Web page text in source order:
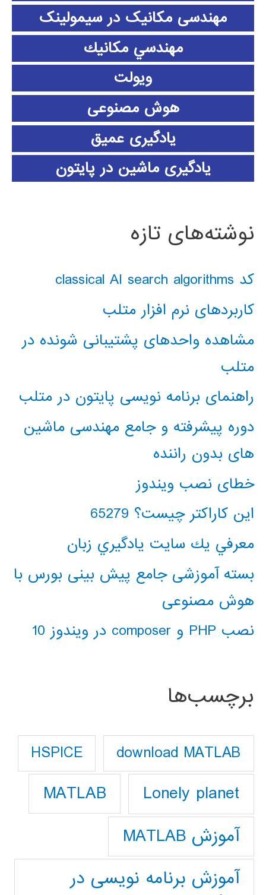
مهندسی مکانیک در سیمولینک
مهندسي مكانيك
ویولت
هوش مصنوعی
یادگیری عمیق
یادگیری ماشین در پایتون
نوشته‌های تازه
کد classical AI search algorithms
کاربردهای نرم افزار متلب
مشاهده واحدهای پشتیبانی شونده در
متلب
راهنمای برنامه نویسی پایتون در متلب
دوره پیشرفته و جامع مهندسی ماشین
های بدون راننده
خطای نصب ویندوز
این کاراکتر چیست؟ 65279
معرفي يك سايت يادگيري زبان
بسته آموزشی جامع پیش بینی بورس با
هوش مصنوعی
نصب PHP و composer در ویندوز 10
برچسب‌ها
download MATLAB
HSPICE
Lonely planet
MATLAB
آموزش MATLAB
آموزش برنامه نویسی در